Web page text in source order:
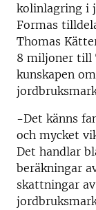
kolinlagring i
Formas
Thomas
8 miljoner till
kunskapen
-Det känns
och mycket
Det handlar
beräkningar
skattningar